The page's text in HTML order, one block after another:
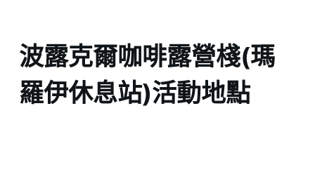
波露克爾咖啡露營棧(瑪
羅伊休息站)活動地點